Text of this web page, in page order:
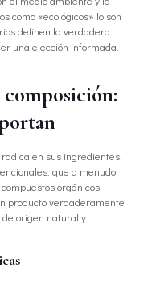
como «ecológicos» lo son
definen la verdadera
una elección informada.
en sus ingredientes.
que a menudo
orgánicos
producto verdaderamente
origen natural y